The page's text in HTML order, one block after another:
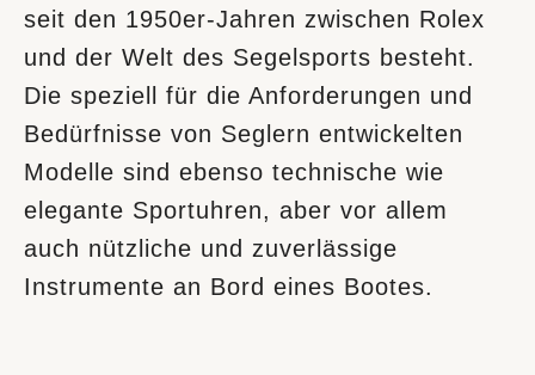
seit den 1950er-Jahren zwischen Rolex
und der Welt des Segelsports besteht.
Die speziell für die Anforderungen und
Bedürfnisse von Seglern entwickelten
Modelle sind ebenso technische wie
elegante Sportuhren, aber vor allem
auch nützliche und zuverlässige
Instrumente an Bord eines Bootes.